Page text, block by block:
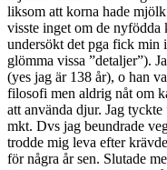
liksom att korna hade
visste inget om de nyfödda
undersökt det pga fick min
glömma vissa ”detaljer”).
(yes jag är 138 år), o han
filosofi men aldrig nåt om
att använda djur. Jag
mkt. Dvs jag beundrade
trodde mig leva efter
för några år sen. Slutade